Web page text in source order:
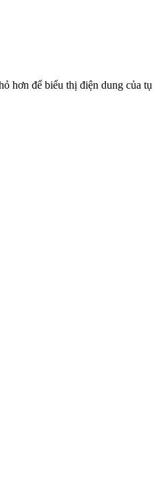
hơn để biểu thị điện dung của tụ